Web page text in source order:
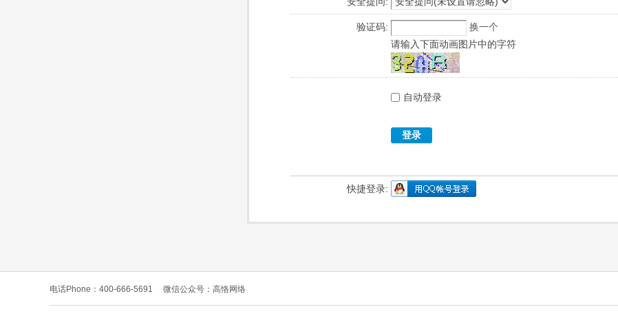
验证码:
换一个
请输入下面动画图片中的字符
自动登录
登录
快捷登录:
电话Phone：400-666-5691 微信公众号：高恪网络